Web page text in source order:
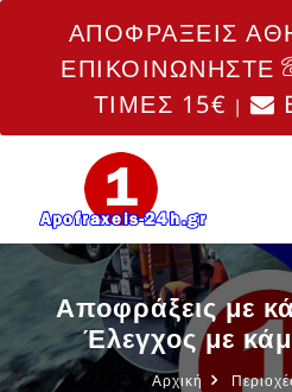
ΑΠΟΦΡΑΞΕΙΣ
ΕΠΙΚΟΙΝΩΝΗΣΤΕ
ΤΙΜΕΣ 15€ |
Αποφράξεις με
Έλεγχος με
Αρχική